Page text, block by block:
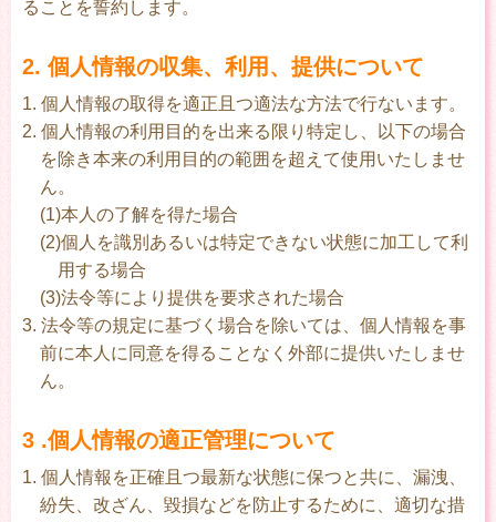
ることを誓約します。
2. 個人情報の収集、利用、提供について
1. 個人情報の取得を適正且つ適法な方法で行ないます。
2. 個人情報の利用目的を出来る限り特定し、以下の場合
を除き本来の利用目的の範囲を超えて使用いたしませ
ん。
(1)本人の了解を得た場合
(2)個人を識別あるいは特定できない状態に加工して利
用する場合
(3)法令等により提供を要求された場合
3. 法令等の規定に基づく場合を除いては、個人情報を事
前に本人に同意を得ることなく外部に提供いたしませ
ん。
3 .個人情報の適正管理について
1. 個人情報を正確且つ最新な状態に保つと共に、漏洩、
紛失、改ざん、毀損などを防止するために、適切な措